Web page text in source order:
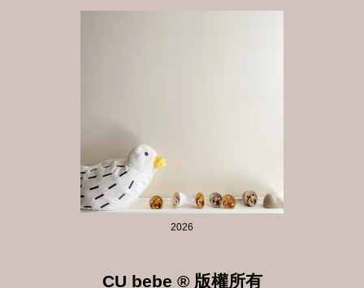
2026
CU bebe ® 版權所有